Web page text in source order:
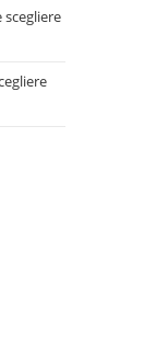
scegliere